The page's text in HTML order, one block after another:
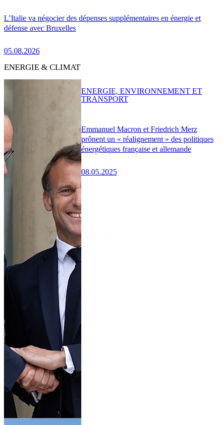
L’Italie va négocier des dépenses supplémentaires en énergie et
défense avec Bruxelles
05.08.2026
ENERGIE & CLIMAT
Emmanuel Macron et Friedrich Merz
prônent un « réalignement » des politiques
énergétiques française et allemande
08.05.2025
ENERGIE, ENVIRONNEMENT ET
TRANSPORT